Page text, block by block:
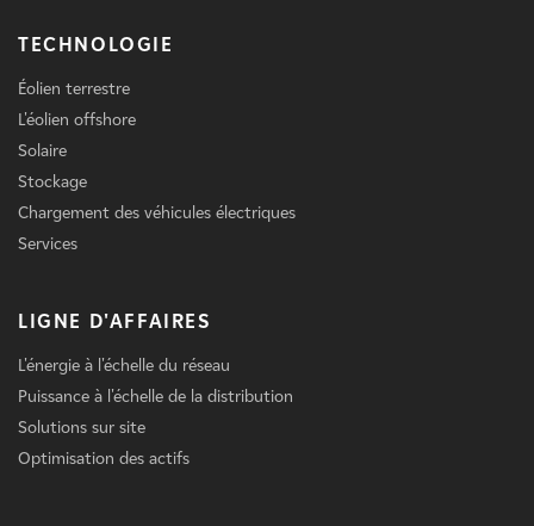
TECHNOLOGIE
Éolien terrestre
L'éolien offshore
Solaire
Stockage
Chargement des véhicules électriques
Services
LIGNE D'AFFAIRES
L'énergie à l'échelle du réseau
Puissance à l'échelle de la distribution
Solutions sur site
Optimisation des actifs